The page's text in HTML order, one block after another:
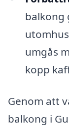
balkong
umgås
kopp
Genom att
balkong i